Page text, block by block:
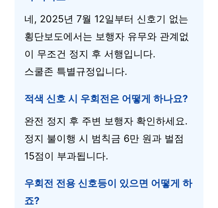
네, 2025년 7월 12일부터 신호기 없는
횡단보도에서는 보행자 유무와 관계없
이 무조건 정지 후 서행입니다.
스쿨존 특별규정입니다.
적색 신호 시 우회전은 어떻게 하나요?
완전 정지 후 주변 보행자 확인하세요.
정지 불이행 시 범칙금 6만 원과 벌점
15점이 부과됩니다.
우회전 전용 신호등이 있으면 어떻게 하
죠?